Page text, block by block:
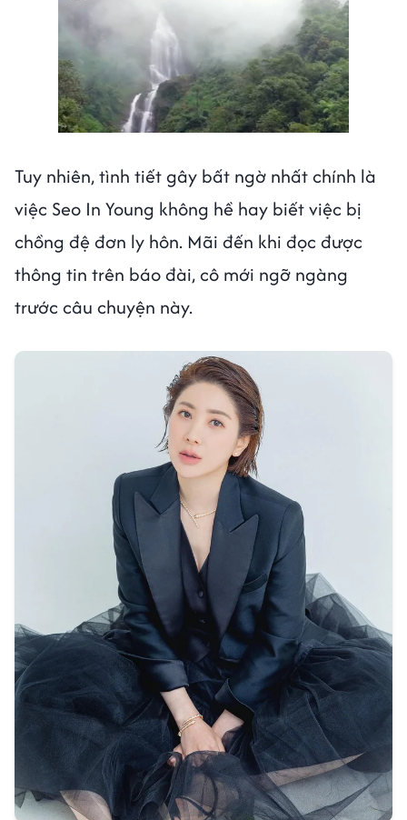
Tuy nhiên, tình tiết gây bất ngờ nhất chính là
việc Seo In Young không hề hay biết việc bị
chồng đệ đơn ly hôn. Mãi đến khi đọc được
thông tin trên báo đài, cô mới ngỡ ngàng
trước câu chuyện này.